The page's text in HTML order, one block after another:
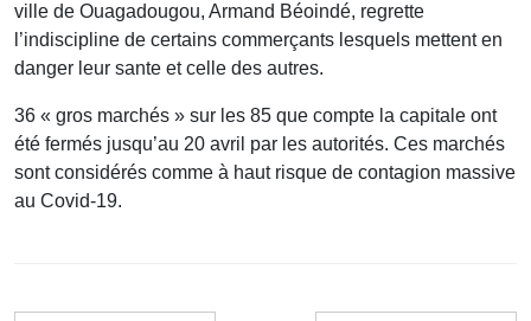
ville de Ouagadougou, Armand Béoindé, regrette
l’indiscipline de certains commerçants lesquels mettent en
danger leur sante et celle des autres.
36 « gros marchés » sur les 85 que compte la capitale ont
été fermés jusqu’au 20 avril par les autorités. Ces marchés
sont considérés comme à haut risque de contagion massive
au Covid-19.